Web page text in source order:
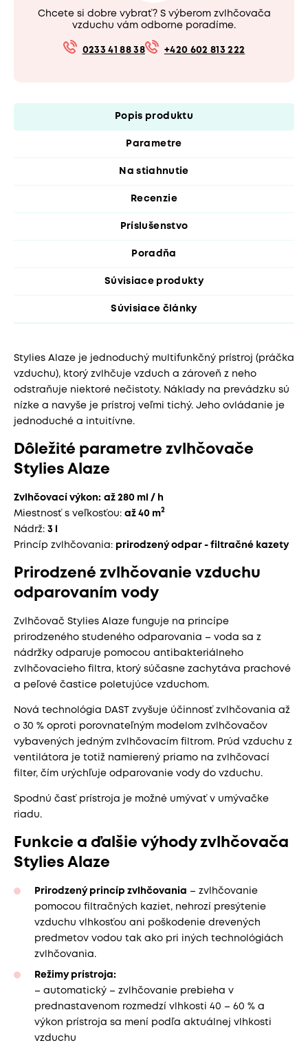
Chcete si dobre vybrať? S výberom zvlhčovača
vzduchu vám odborne poradíme.
0233 41 88 38 +420 602 813 222
Popis produktu
Parametre
Na stiahnutie
Recenzie
Príslušenstvo
Poradňa
Súvisiace produkty
Súvisiace články
Stylies Alaze je jednoduchý multifunkčný prístroj (práčka
vzduchu), ktorý zvlhčuje vzduch a zároveň z neho
odstraňuje niektoré nečistoty. Náklady na prevádzku sú
nízke a navyše je prístroj veľmi tichý. Jeho ovládanie je
jednoduché a intuitívne.
Dôležité parametre zvlhčovače
Stylies Alaze
Zvlhčovací výkon: až 280 ml / h
Miestnosť s veľkosťou: až 40 m2
Nádrž: 3 l
Princíp zvlhčovania: prirodzený odpar - filtračné kazety
Prirodzené zvlhčovanie vzduchu
odparovaním vody
Zvlhčovač Stylies Alaze funguje na princípe
prirodzeného studeného odparovania – voda sa z
nádržky odparuje pomocou antibakteriálneho
zvlhčovacieho filtra, ktorý súčasne zachytáva prachové
a peľové častice poletujúce vzduchom.
Nová technológia DAST zvyšuje účinnosť zvlhčovania až
o 30 % oproti porovnateľným modelom zvlhčovačov
vybavených jedným zvlhčovacím filtrom. Prúd vzduchu z
ventilátora je totiž namierený priamo na zvlhčovací
filter, čím urýchľuje odparovanie vody do vzduchu.
Spodnú časť prístroja je možné umývať v umývačke
riadu.
Funkcie a ďalšie výhody zvlhčovača
Stylies Alaze
Prirodzený princíp zvlhčovania – zvlhčovanie
pomocou filtračných kaziet, nehrozí presýtenie
vzduchu vlhkosťou ani poškodenie drevených
predmetov vodou tak ako pri iných technológiách
zvlhčovania.
Režimy prístroja:
– automatický – zvlhčovanie prebieha v
prednastavenom rozmedzí vlhkosti 40 – 60 % a
výkon prístroja sa mení podľa aktuálnej vlhkosti
vzduchu